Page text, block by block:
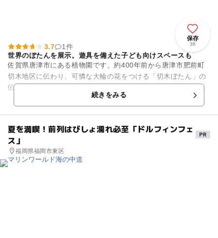
保存
36
3.7
1件
世界のぼたんを展示。遊具を備えた子ども向けスペースも
佐賀県唐津市にある植物園です。約400年前から唐津市肥前町
切木地区に伝わり、可憐な大輪の花をつける「切木ぼたん」の
伝説をモチーフにして作られました。広大な敷地の中に、山や
池を配した築山林泉回遊式...続きをみる
夏を満喫！前列はびしょ濡れ必至「ドルフィンフェ
ス」
福岡県福岡市東区